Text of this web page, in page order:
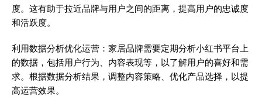
度。这有助于拉近品牌与用户之间的距离，提高用户的忠诚度
和活跃度。
利用数据分析优化运营：家居品牌需要定期分析小红书平台上
的数据，包括用户行为、内容表现等，以了解用户的喜好和需
求。根据数据分析结果，调整内容策略、优化产品选择，以提
高运营效果。